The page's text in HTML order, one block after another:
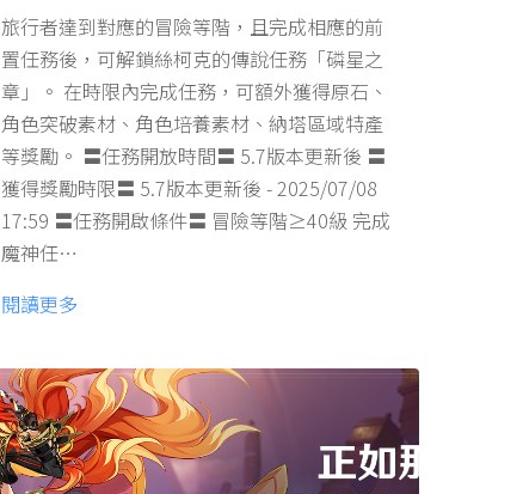
旅行者達到對應的冒險等階，且完成相應的前
置任務後，可解鎖絲柯克的傳說任務「磷星之
章」。 在時限內完成任務，可額外獲得原石、
角色突破素材、角色培養素材、納塔區域特產
等獎勵。 〓任務開放時間〓 5.7版本更新後 〓
獲得獎勵時限〓 5.7版本更新後 - 2025/07/08
17:59 〓任務開啟條件〓 冒險等階≥40級 完成
魔神任…
閱讀更多